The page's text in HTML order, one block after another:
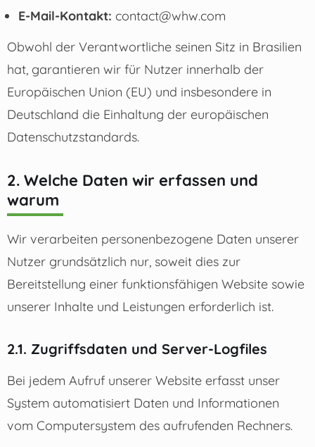
E-Mail-Kontakt: contact@whw.com
Obwohl der Verantwortliche seinen Sitz in Brasilien
hat, garantieren wir für Nutzer innerhalb der
Europäischen Union (EU) und insbesondere in
Deutschland die Einhaltung der europäischen
Datenschutzstandards.
2. Welche Daten wir erfassen und
warum
Wir verarbeiten personenbezogene Daten unserer
Nutzer grundsätzlich nur, soweit dies zur
Bereitstellung einer funktionsfähigen Website sowie
unserer Inhalte und Leistungen erforderlich ist.
2.1. Zugriffsdaten und Server-Logfiles
Bei jedem Aufruf unserer Website erfasst unser
System automatisiert Daten und Informationen
vom Computersystem des aufrufenden Rechners.